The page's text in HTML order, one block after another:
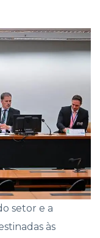
setor e a
às